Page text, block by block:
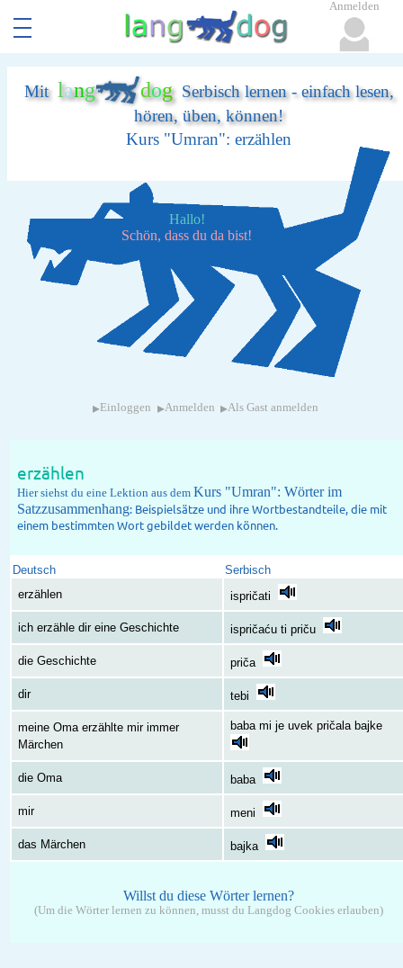
Mit lang dogSerbisch lernen - einfach lesen,
hören, üben, können!
Kurs "Umran": erzählen
Hallo!
Schön, dass du da bist!
▸ Einloggen ▸Anmelden ▸Als Gast anmelden
erzählen
Hier siehst du eine Lektion aus dem Kurs "Umran": Wörter im
Satzzusammenhang: Beispielsätze und ihre Wortbestandteile, die mit
einem bestimmten Wort gebildet werden können.
Deutsch
Serbisch
erzählen
ispričati
ich erzähle dir eine Geschichte ispričaću ti priču
die Geschichte priča
dir tebi
meine Oma erzählte mir immer
Märchen
baba mi je uvek pričala bajke
die Oma baba
mir meni
das Märchen bajka
Willst du diese Wörter lernen?
(Um die Wörter lernen zu können, musst du Langdog Cookies erlauben)
Anmelden